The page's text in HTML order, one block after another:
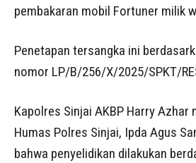
pembakaran mobil Fortuner milik
Penetapan tersangka ini
nomor LP/B/256/X/2025/SPKT/
Kapolres Sinjai AKBP Harry Azhar
Humas Polres Sinjai, Ipda Agus
bahwa penyelidikan dilakukan